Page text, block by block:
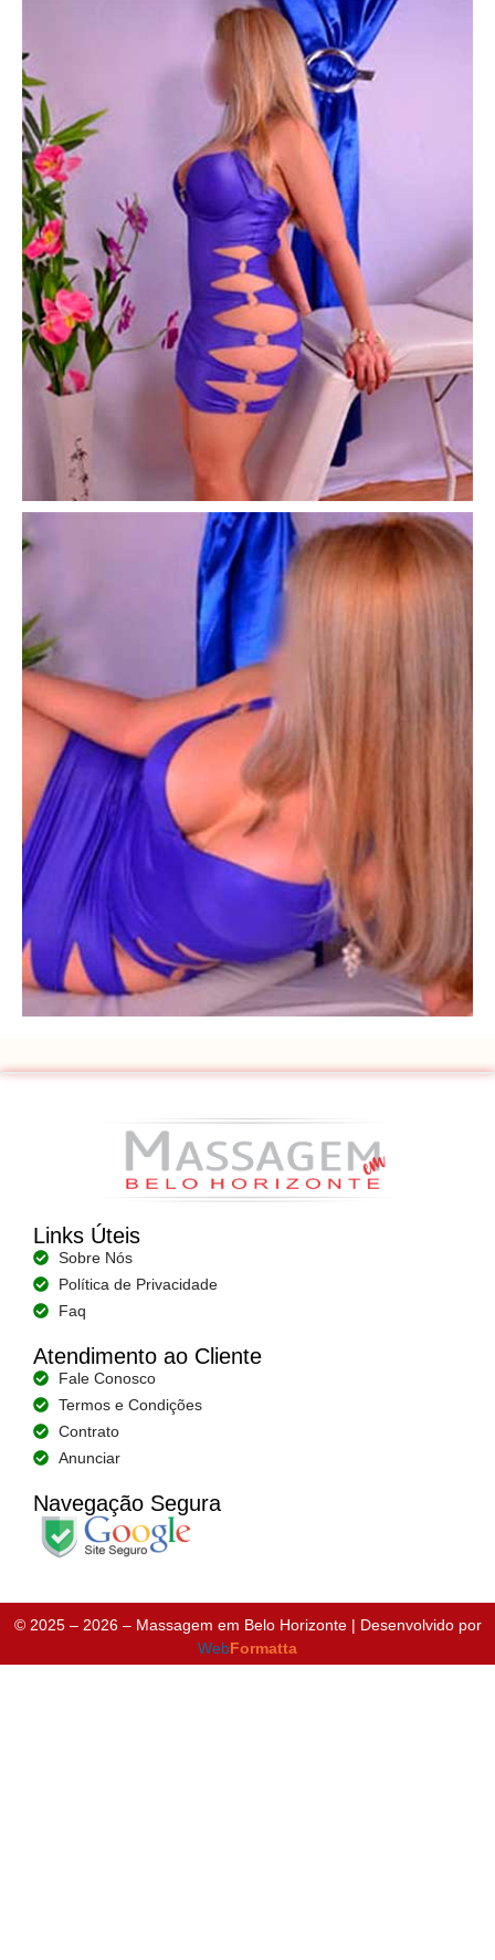
Links Úteis
Sobre Nós
Política de Privacidade
Faq
Atendimento ao Cliente
Fale Conosco
Termos e Condições
Contrato
Anunciar
Navegação Segura
© 2025 – 2026 – Massagem em Belo Horizonte | Desenvolvido por
WebFormatta